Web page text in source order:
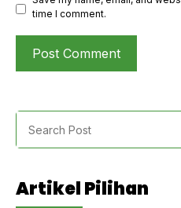
time I comment.
Artikel Pilihan